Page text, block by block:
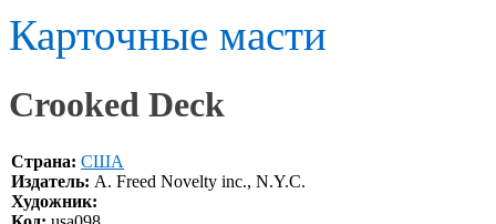
Карточные масти
Crooked Deck
Страна: США
Издатель: A. Freed Novelty inc., N.Y.C.
Художник: